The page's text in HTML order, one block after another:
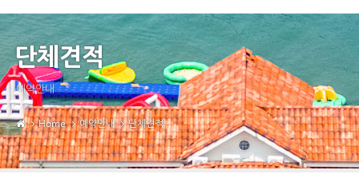
단체견적
예약안내
Home 예약안내 단체견적